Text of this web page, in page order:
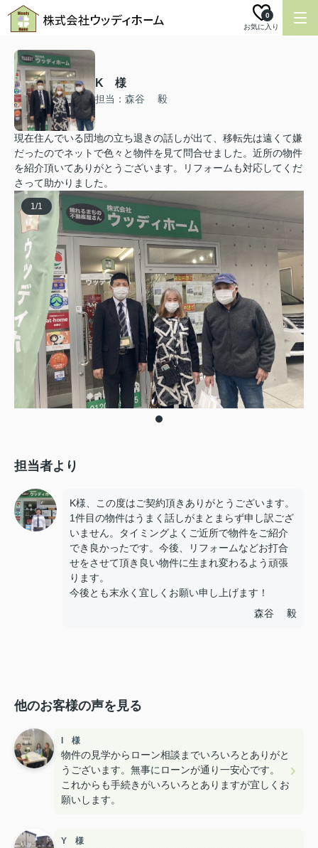
お気に入り
0
K 様
担当：森谷 毅
現在住んでいる団地の立ち退きの話しが出て、移転先は遠くて嫌
だったのでネットで色々と物件を見て問合せました。近所の物件
を紹介頂いてありがとうございます。リフォームも対応してくだ
さって助かりました。
1/1
担当者より
K様、この度はご契約頂きありがとうございます。
1件目の物件はうまく話しがまとまらず申し訳ござ
いません。タイミングよくご近所で物件をご紹介
でき良かったです。今後、リフォームなどお打合
せをさせて頂き良い物件に生まれ変わるよう頑張
ります。
今後とも末永く宜しくお願い申し上げます！
森谷 毅
他のお客様の声を見る
I 様
物件の見学からローン相談までいろいろとありがと
うございます。無事にローンが通り一安心です。
これからも手続きがいろいろとありますが宜しくお
願いします。
Y 様